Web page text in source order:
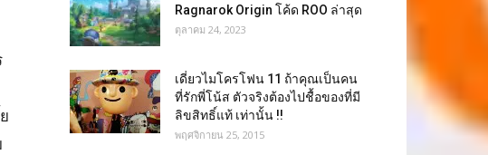
Ragnarok Origin โค้ด ROO ล่าสุด
ตุลาคม 24, 2023
เดี่ยวไมโครโฟน 11 ถ้าคุณเป็นคน
ที่รักพี่โน้ส ตัวจริงต้องไปชื้อของที่มี
ลิขสิทธิ์แท้ เท่านั้น !!
พฤศจิกายน 25, 2015